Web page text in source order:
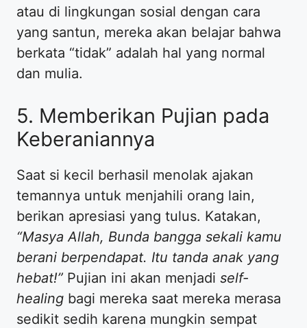
atau di lingkungan sosial dengan cara
yang santun, mereka akan belajar bahwa
berkata “tidak” adalah hal yang normal
dan mulia.
​5. Memberikan Pujian pada
Keberaniannya
​Saat si kecil berhasil menolak ajakan
temannya untuk menjahili orang lain,
berikan apresiasi yang tulus. Katakan,
“Masya Allah, Bunda bangga sekali kamu
berani berpendapat. Itu tanda anak yang
hebat!” Pujian ini akan menjadi self-
healing bagi mereka saat mereka merasa
sedikit sedih karena mungkin sempat